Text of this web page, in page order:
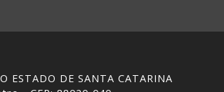
ESTADO DE SANTA CATARINA